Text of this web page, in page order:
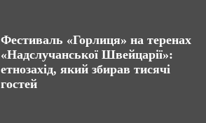
Фестиваль «Горлиця» на теренах
«Надслучанської Швейцарії»:
етнозахід, який збирав тисячі
гостей